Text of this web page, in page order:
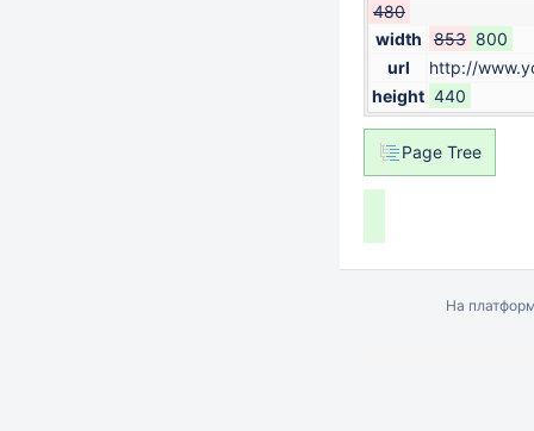
480
width
853 800
url
http://
height 440
Page Tree
На